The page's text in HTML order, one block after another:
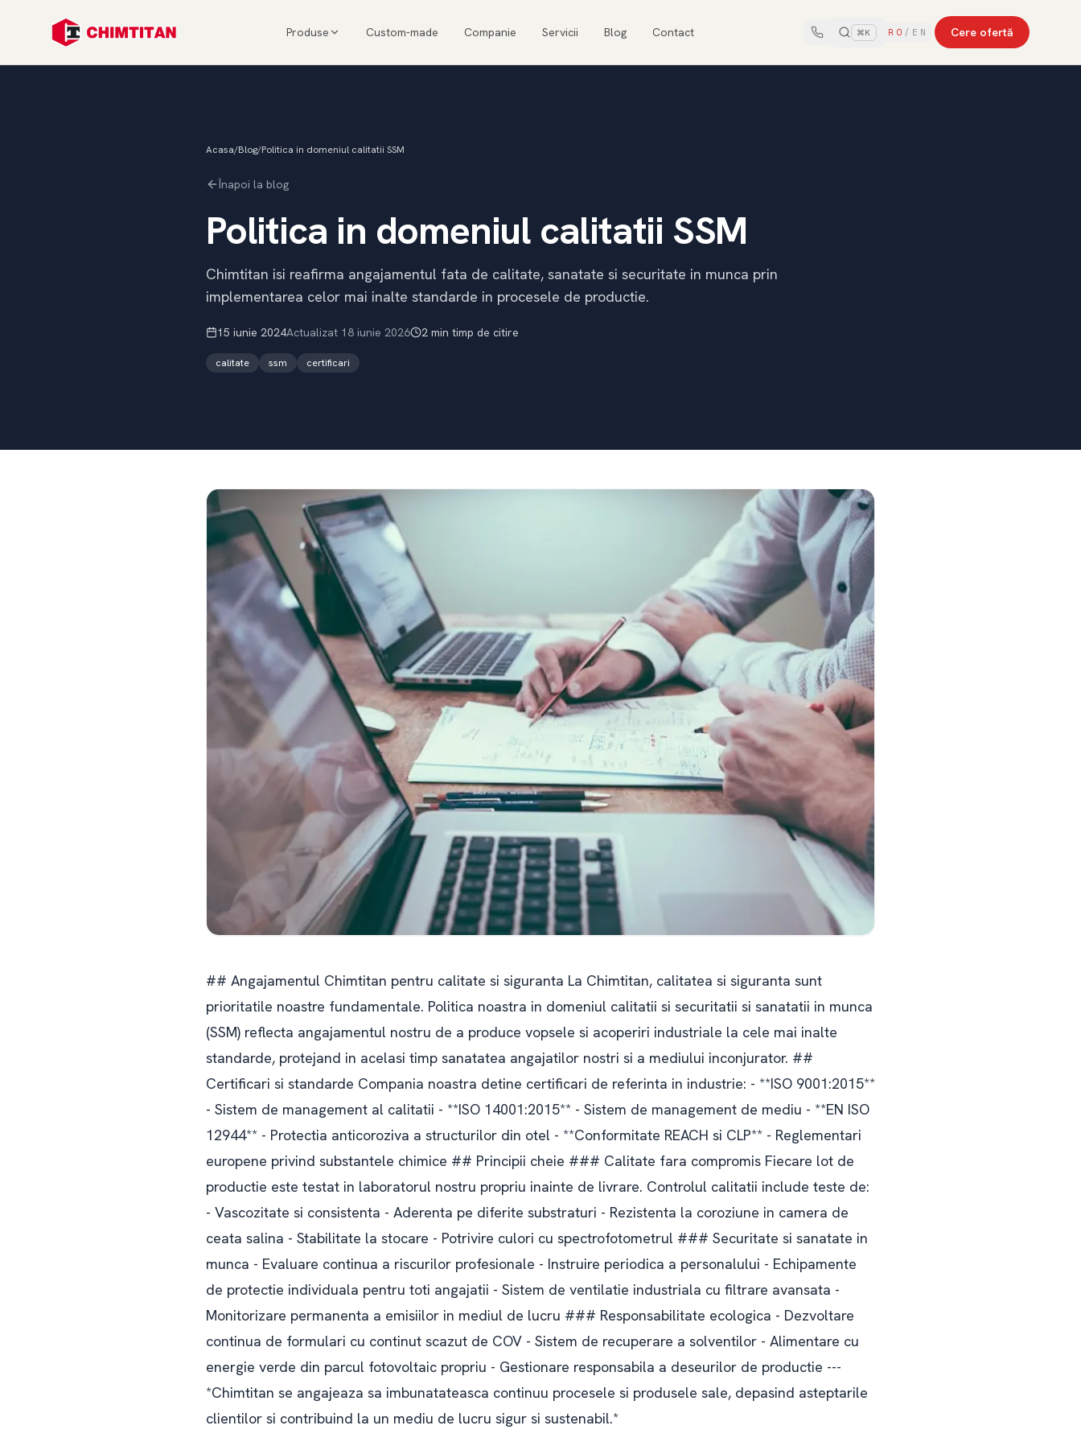
Produse Custom-made Companie Servicii Blog Contact ⌘K RO / EN Cere ofertă
Acasa/Blog/Politica in domeniul calitatii SSM
Înapoi la blog
Politica in domeniul calitatii SSM
Chimtitan isi reafirma angajamentul fata de calitate, sanatate si securitate in munca prin
implementarea celor mai inalte standarde in procesele de productie.
15 iunie 2024Actualizat 18 iunie 2026 2 min timp de citire
calitate ssm certificari
## Angajamentul Chimtitan pentru calitate si siguranta La Chimtitan, calitatea si siguranta sunt
prioritatile noastre fundamentale. Politica noastra in domeniul calitatii si securitatii si sanatatii in munca
(SSM) reflecta angajamentul nostru de a produce vopsele si acoperiri industriale la cele mai inalte
standarde, protejand in acelasi timp sanatatea angajatilor nostri si a mediului inconjurator. ##
Certificari si standarde Compania noastra detine certificari de referinta in industrie: - **ISO 9001:2015**
- Sistem de management al calitatii - **ISO 14001:2015** - Sistem de management de mediu - **EN ISO
12944** - Protectia anticoroziva a structurilor din otel - **Conformitate REACH si CLP** - Reglementari
europene privind substantele chimice ## Principii cheie ### Calitate fara compromis Fiecare lot de
productie este testat in laboratorul nostru propriu inainte de livrare. Controlul calitatii include teste de:
- Vascozitate si consistenta - Aderenta pe diferite substraturi - Rezistenta la coroziune in camera de
ceata salina - Stabilitate la stocare - Potrivire culori cu spectrofotometrul ### Securitate si sanatate in
munca - Evaluare continua a riscurilor profesionale - Instruire periodica a personalului - Echipamente
de protectie individuala pentru toti angajatii - Sistem de ventilatie industriala cu filtrare avansata -
Monitorizare permanenta a emisiilor in mediul de lucru ### Responsabilitate ecologica - Dezvoltare
continua de formulari cu continut scazut de COV - Sistem de recuperare a solventilor - Alimentare cu
energie verde din parcul fotovoltaic propriu - Gestionare responsabila a deseurilor de productie ---
*Chimtitan se angajeaza sa imbunatateasca continuu procesele si produsele sale, depasind asteptarile
clientilor si contribuind la un mediu de lucru sigur si sustenabil.*